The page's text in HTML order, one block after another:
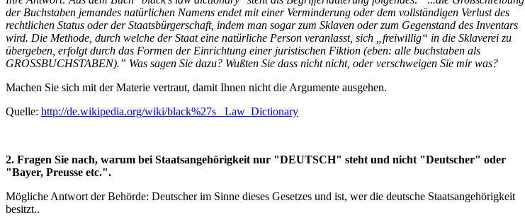
der Buchstaben jemandes natürlichen Namens endet mit einer Verminderung oder dem vollständigen Verlust des
rechtlichen Status oder der Staatsbürgerschaft, indem man sogar zum Sklaven oder zum Gegenstand des Inventars
wird. Die Methode, durch welche der Staat eine natürliche Person veranlasst, sich „freiwillig“ in die Sklaverei zu
übergeben, erfolgt durch das Formen der Einrichtung einer juristischen Fiktion (eben: alle buchstaben als
GROSSBUCHSTABEN).” Was sagen Sie dazu? Wußten Sie dass nicht nicht, oder verschweigen Sie mir was?
Machen Sie sich mit der Materie vertraut, damit Ihnen nicht die Argumente ausgehen.
Quelle: http://de.wikipedia.org/wiki/black%27s_ Law_Dictionary
2. Fragen Sie nach, warum bei Staatsangehörigkeit nur "DEUTSCH" steht und nicht "Deutscher" oder
"Bayer, Preusse etc.".
Mögliche Antwort der Behörde: Deutscher im Sinne dieses Gesetzes und ist, wer die deutsche Staatsangehörigkeit
besitzt..